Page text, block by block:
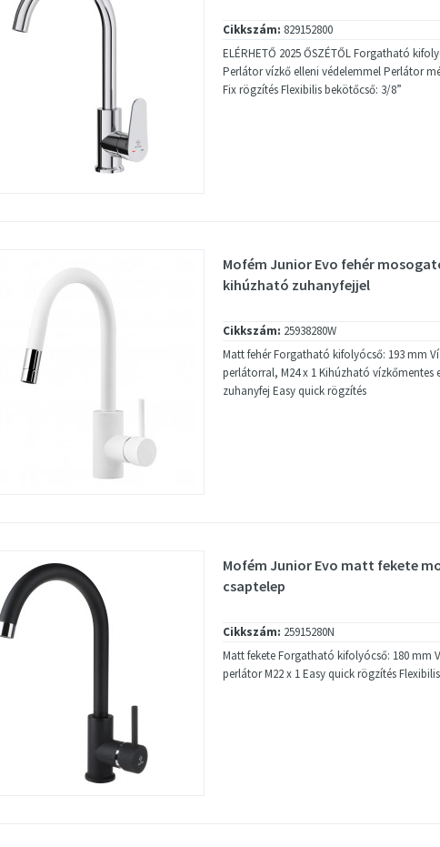
Cikkszám: 829152800
ELÉRHETŐ 2025 ŐSZÉTŐL Forgatható
Perlátor vízkő elleni védelemmel Perlátor
Fix rögzítés Flexibilis bekötőcső: 3/8”
Mofém Junior Evo fehér
kihúzható zuhanyfejjel
Cikkszám: 25938280W
Matt fehér Forgatható kifolyócső: 193 mm
perlátorral, M24 x 1 Kihúzható vízkőmentes
zuhanyfej Easy quick rögzítés
Mofém Junior Evo matt fekete
csaptelep
Cikkszám: 25915280N
Matt fekete Forgatható kifolyócső: 180 mm
perlátor M22 x 1 Easy quick rögzítés